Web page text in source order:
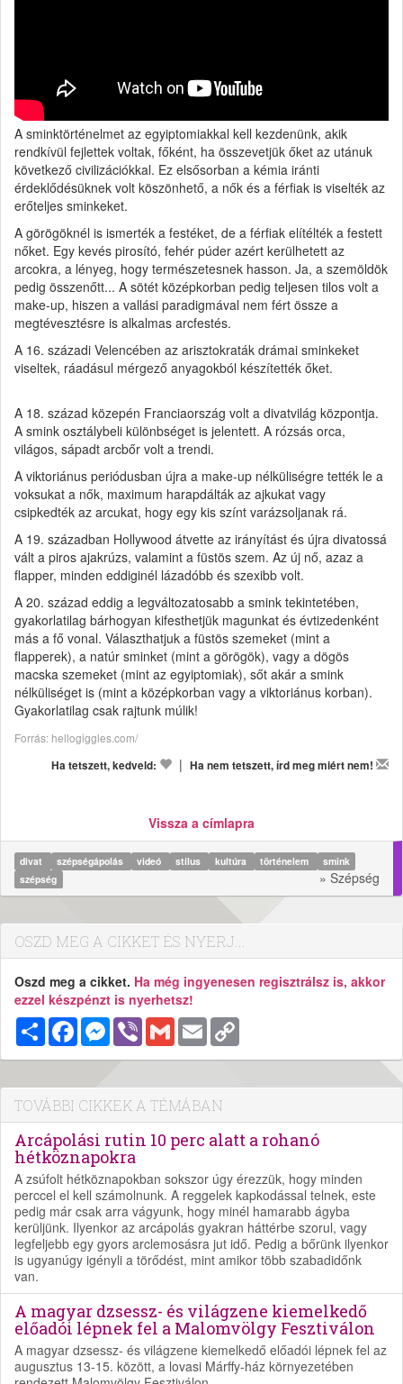
A sminktörténelmet az egyiptomiakkal kell kezdenünk, akik
rendkívül fejlettek voltak, főként, ha összevetjük őket az utánuk
következő civilizációkkal. Ez elsősorban a kémia iránti
érdeklődésüknek volt köszönhető, a nők és a férfiak is viselték az
erőteljes sminkeket.
A görögöknél is ismerték a festéket, de a férfiak elítélték a festett
nőket. Egy kevés pirosító, fehér púder azért kerülhetett az
arcokra, a lényeg, hogy természetesnek hasson. Ja, a szemöldök
pedig összenőtt... A sötét középkorban pedig teljesen tilos volt a
make-up, hiszen a vallási paradigmával nem fért össze a
megtévesztésre is alkalmas arcfestés.
A 16. századi Velencében az arisztokraták drámai sminkeket
viseltek, ráadásul mérgező anyagokból készítették őket.
A 18. század közepén Franciaország volt a divatvilág központja.
A smink osztálybeli különbséget is jelentett. A rózsás orca,
világos, sápadt arcbőr volt a trendi.
A viktoriánus periódusban újra a make-up nélküliségre tették le a
voksukat a nők, maximum harapdálták az ajkukat vagy
csipkedték az arcukat, hogy egy kis színt varázsoljanak rá.
A 19. században Hollywood átvette az irányítást és újra divatossá
vált a piros ajakrúzs, valamint a füstös szem. Az új nő, azaz a
flapper, minden eddiginél lázadóbb és szexibb volt.
A 20. század eddig a legváltozatosabb a smink tekintetében,
gyakorlatilag bárhogyan kifesthetjük magunkat és évtizedenként
más a fő vonal. Választhatjuk a füstös szemeket (mint a
flapperek), a natúr sminket (mint a görögök), vagy a dögös
macska szemeket (mint az egyiptomiak), sőt akár a smink
nélküliséget is (mint a középkorban vagy a viktoriánus korban).
Gyakorlatilag csak rajtunk múlik!
Forrás: hellogiggles.com/
Ha tetszett, kedveld:
| Ha nem tetszett, írd meg miért nem!
Vissza a címlapra
divat szépségápolás videó stílus kultúra történelem
smink
szépség
» Szépség
OSZD MEG A CIKKET ÉS NYERJ...
Oszd meg a cikket. Ha még ingyenesen regisztrálsz is, akkor
ezzel készpénzt is nyerhetsz!
MegosztásFacebookMessenger
Viber Gmail Email
TOVÁBBI CIKKEK A TÉMÁBAN
Arcápolási rutin 10 perc alatt a rohanó
hétköznapokra
A zsúfolt hétköznapokban sokszor úgy érezzük, hogy minden
perccel el kell számolnunk. A reggelek kapkodással telnek, este
pedig már csak arra vágyunk, hogy minél hamarabb ágyba
kerüljünk. Ilyenkor az arcápolás gyakran háttérbe szorul, vagy
legfeljebb egy gyors arclemosásra jut idő. Pedig a bőrünk ilyenkor
is ugyanúgy igényli a törődést, mint amikor több szabadidőnk
van.
A magyar dzsessz- és világzene kiemelkedő
előadói lépnek fel a Malomvölgy Fesztiválon
A magyar dzsessz- és világzene kiemelkedő előadói lépnek fel az
augusztus 13-15. között, a lovasi Márffy-ház környezetében